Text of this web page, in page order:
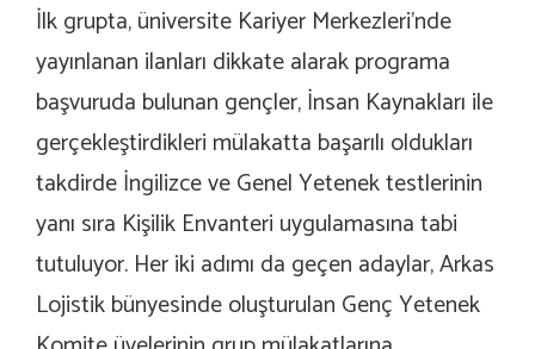
İlk grupta, üniversite Kariyer Merkezleri’nde
yayınlanan ilanları dikkate alarak programa
başvuruda bulunan gençler, İnsan Kaynakları ile
gerçekleştirdikleri mülakatta başarılı oldukları
takdirde İngilizce ve Genel Yetenek testlerinin
yanı sıra Kişilik Envanteri uygulamasına tabi
tutuluyor. Her iki adımı da geçen adaylar, Arkas
Lojistik bünyesinde oluşturulan Genç Yetenek